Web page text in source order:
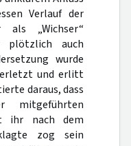
Verlauf der
als „Wichser“
plötzlich auch
wurde
und erlitt
daraus, dass
mitgeführten
ihr nach dem
zog sein